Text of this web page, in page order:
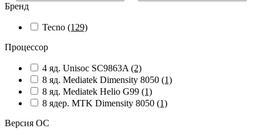
Бренд
Tecno (129)
Процессор
4 яд. Unisoc SC9863A (2)
8 яд. Mediatek Dimensity 8050 (1)
8 яд. Mediatek Helio G99 (1)
8 ядер. MTK Dimensity 8050 (1)
Версия ОС